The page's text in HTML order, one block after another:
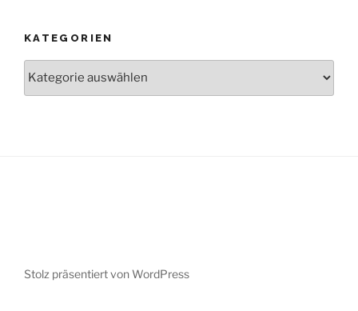
KATEGORIEN
Stolz präsentiert von WordPress